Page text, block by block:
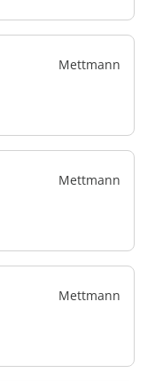
Mettmann
Mettmann
Mettmann